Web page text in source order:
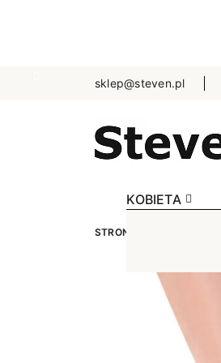
sklep@steven.pl
KOBIETA
STRONA GŁÓWNA